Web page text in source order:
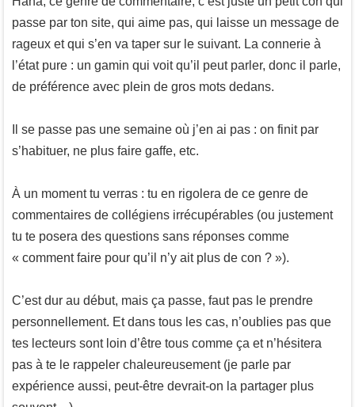
passe par ton site, qui aime pas, qui laisse un message de
rageux et qui s’en va taper sur le suivant. La connerie à
l’état pure : un gamin qui voit qu’il peut parler, donc il parle,
de préférence avec plein de gros mots dedans.
Il se passe pas une semaine où j’en ai pas : on finit par
s’habituer, ne plus faire gaffe, etc.
À un moment tu verras : tu en rigolera de ce genre de
commentaires de collégiens irrécupérables (ou justement
tu te posera des questions sans réponses comme
« comment faire pour qu’il n’y ait plus de con ? »).
C’est dur au début, mais ça passe, faut pas le prendre
personnellement. Et dans tous les cas, n’oublies pas que
tes lecteurs sont loin d’être tous comme ça et n’hésitera
pas à te le rappeler chaleureusement (je parle par
expérience aussi, peut-être devrait-on la partager plus